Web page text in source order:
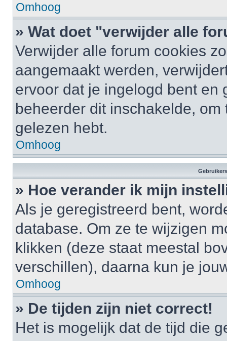
Omhoog
» Wat doet "verwijder alle
Verwijder alle forum cookies
aangemaakt werden,
ervoor dat je ingelogd bent en
beheerder dit inschakelde,
gelezen hebt.
Omhoog
» Hoe verander ik mijn
Als je geregistreerd bent,
database. Om ze te wijzigen
klikken (deze staat meestal
verschillen), daarna kun je
Omhoog
» De tijden zijn niet correct!
Het is mogelijk dat de tijd die